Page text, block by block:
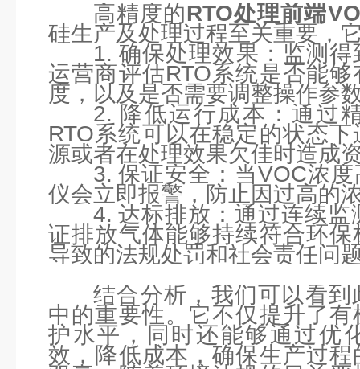
高精度的RTO处理前端
硅生产及处理过程至关重要，
1. 确保处理效果：监测
运营商评估RTO系统是否能
度，以及是否需要调整操作参
2. 降低运行成本：通过
RTO系统可以在稳定的状态
源或者在处理效果欠佳时造成
3. 保证安全：当VOC浓
仪会立即报警，防止因过高的
4. 达标排放：通过连续
证排放气体能够持续符合环
导致的法规处罚和社会责任问
结合分析，我们可以看
中的重要性。它不仅提升了
护水平，同时还能够通过优
效，降低成本，确保生产过